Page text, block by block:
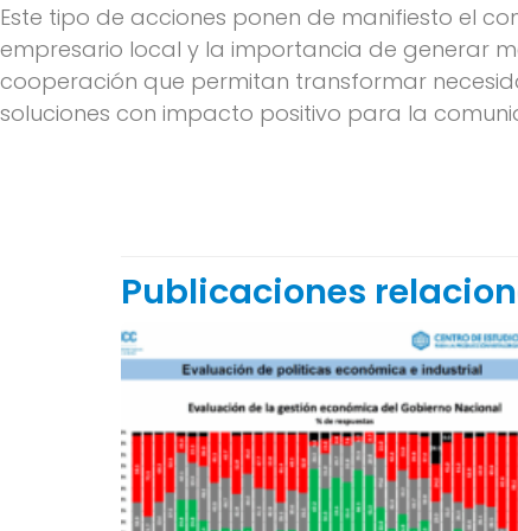
Este tipo de acciones ponen de manifiesto el
empresario local y la importancia de generar
cooperación que permitan transformar
soluciones con impacto positivo para la
Publicaciones